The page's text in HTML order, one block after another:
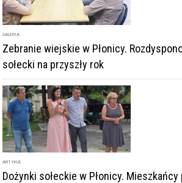
GALERIA
Zebranie wiejskie w Płonicy.
sołecki na przyszły rok
ARTYKUŁ
Dożynki sołeckie w Płonicy.